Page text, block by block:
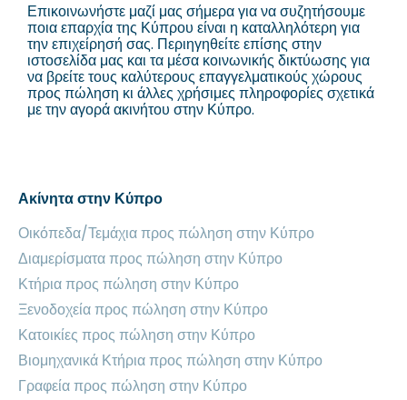
Επικοινωνήστε μαζί μας σήμερα για να συζητήσουμε
ποια επαρχία της Κύπρου είναι η καταλληλότερη για
την επιχείρησή σας. Περιηγηθείτε επίσης στην
ιστοσελίδα μας και τα μέσα κοινωνικής δικτύωσης για
να βρείτε τους καλύτερους επαγγελματικούς χώρους
προς πώληση κι άλλες χρήσιμες πληροφορίες σχετικά
με την αγορά ακινήτου στην Κύπρο.
Ακίνητα στην Κύπρο
Οικόπεδα/Τεμάχια προς πώληση στην Κύπρο
Διαμερίσματα προς πώληση στην Κύπρο
Κτήρια προς πώληση στην Κύπρο
Ξενοδοχεία προς πώληση στην Κύπρο
Κατοικίες προς πώληση στην Κύπρο
Βιομηχανικά Κτήρια προς πώληση στην Κύπρο
Γραφεία προς πώληση στην Κύπρο